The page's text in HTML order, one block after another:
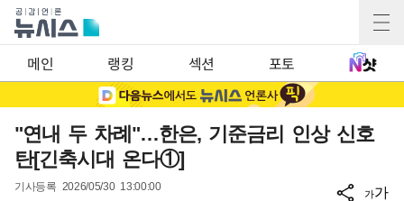
메인 랭킹 섹션 포토
"연내 두 차례"…한은, 기준금리 인상 신호
탄[긴축시대 온다①]
기사등록 2026/05/30 13:00:00
가가